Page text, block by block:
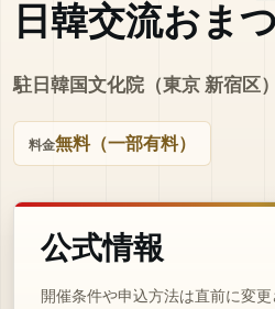
日韓交流おま
駐日韓国文化院（東京 新宿区）
料金無料（一部有料）
公式情報
開催条件や申込方法は直前に変更